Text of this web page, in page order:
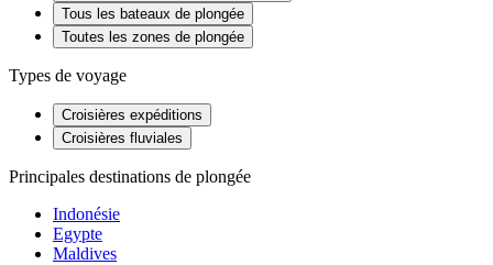
Tous les bateaux de plongée
Toutes les zones de plongée
Types de voyage
Croisières expéditions
Croisières fluviales
Principales destinations de plongée
Indonésie
Egypte
Maldives